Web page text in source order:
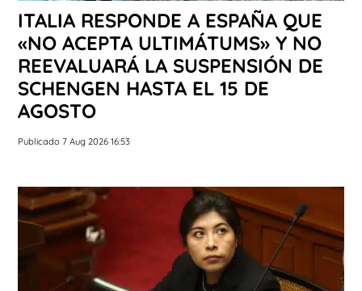
ITALIA RESPONDE A ESPAÑA QUE
«NO ACEPTA ULTIMÁTUMS» Y NO
REEVALUARÁ LA SUSPENSIÓN DE
SCHENGEN HASTA EL 15 DE
AGOSTO
Publicado 7 Aug 2026 16:53